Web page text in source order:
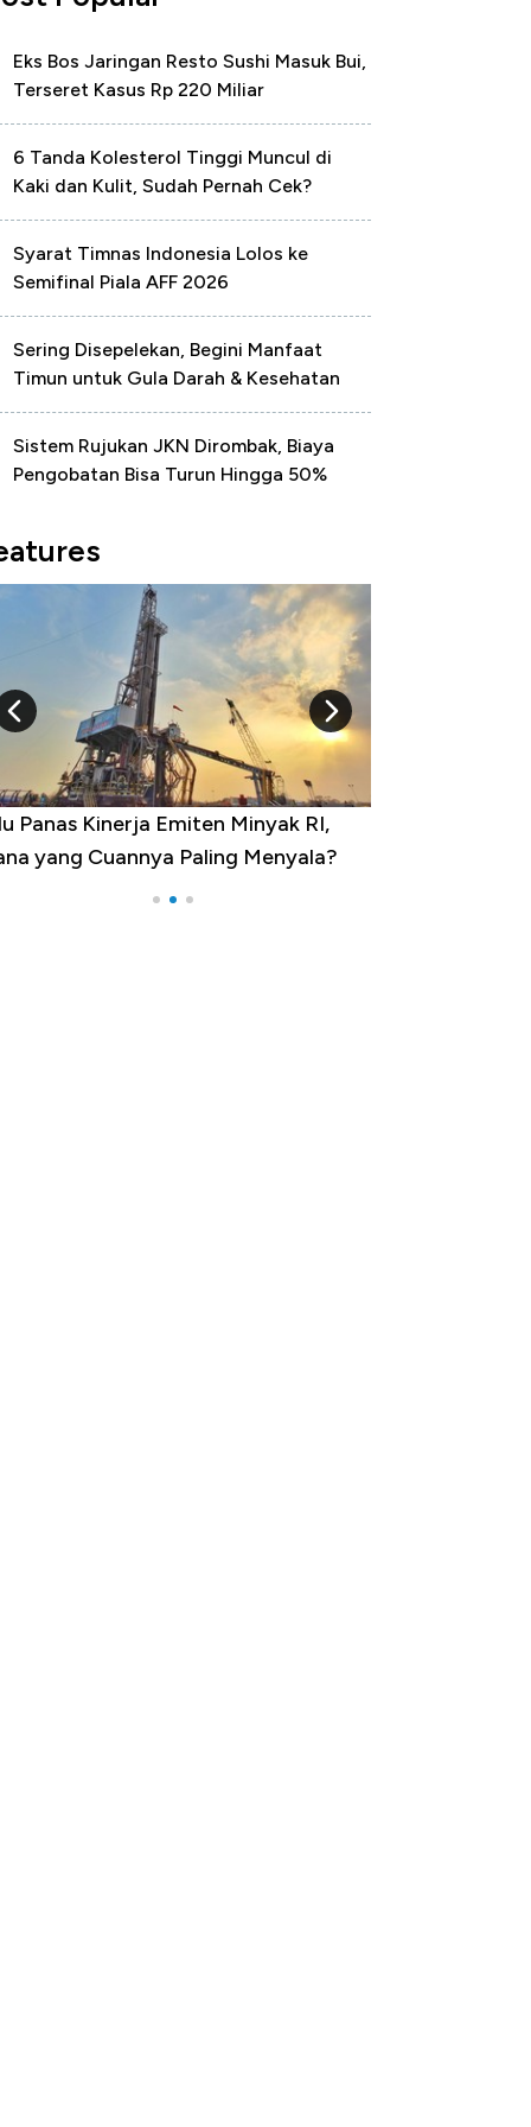
Eks Bos Jaringan Resto Sushi Masuk Bui,
Terseret Kasus Rp 220 Miliar
6 Tanda Kolesterol Tinggi Muncul di
Kaki dan Kulit, Sudah Pernah Cek?
Syarat Timnas Indonesia Lolos ke
Semifinal Piala AFF 2026
Sering Disepelekan, Begini Manfaat
Timun untuk Gula Darah & Kesehatan
Sistem Rujukan JKN Dirombak, Biaya
Pengobatan Bisa Turun Hingga 50%
Provinsi dengan Tingkat
Tertinggi, Ada Jakarta